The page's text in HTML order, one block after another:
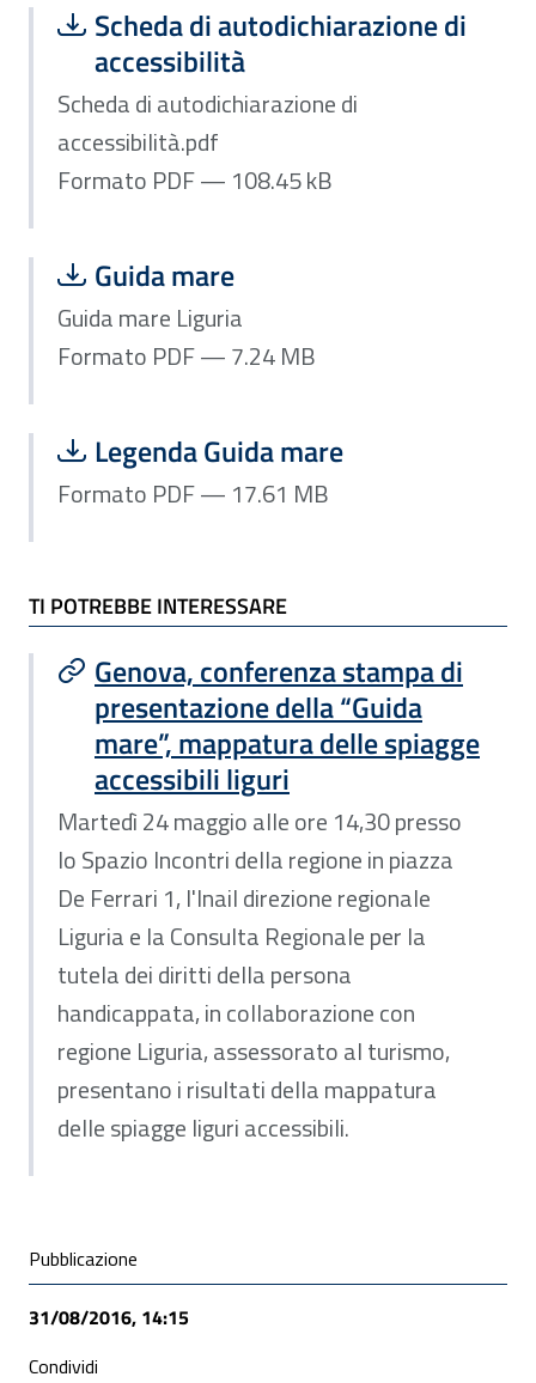
Scarica file:
Scheda di autodichiarazione di
accessibilità
Formato PDF — Dimensione 108.45 kB
Scheda di autodichiarazione di
accessibilità.pdf
Formato PDF — 108.45 kB
Scarica file:
Guida mare
Formato PDF — Dimensione 7.24 MB
Guida mare Liguria
Formato PDF — 7.24 MB
Scarica file:
Legenda Guida mare
Formato PDF — Dimensione 17.61 MB
Formato PDF — 17.61 MB
TI POTREBBE INTERESSARE
Genova, conferenza stampa di
presentazione della “Guida
mare”, mappatura delle spiagge
accessibili liguri
Martedì 24 maggio alle ore 14,30 presso
lo Spazio Incontri della regione in piazza
De Ferrari 1, l'Inail direzione regionale
Liguria e la Consulta Regionale per la
tutela dei diritti della persona
handicappata, in collaborazione con
regione Liguria, assessorato al turismo,
presentano i risultati della mappatura
delle spiagge liguri accessibili.
Condivisione social
Pubblicazione
31/08/2016, 14:15
Condividi